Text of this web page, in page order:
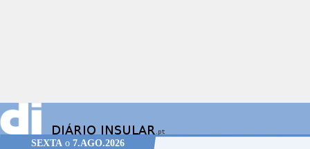
SEXTA o 7.AGO.2026